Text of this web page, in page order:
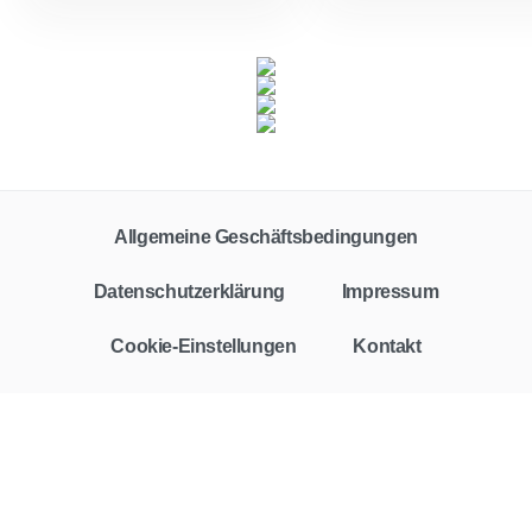
Allgemeine Geschäftsbedingungen
Datenschutzerklärung Impressum
Cookie-Einstellungen Kontakt